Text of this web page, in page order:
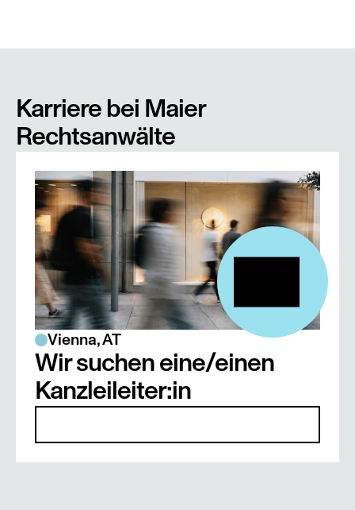
Karriere bei Maier
Rechtsanwälte
Vienna, AT
Wir suchen eine/einen
Kanzleileiter:in